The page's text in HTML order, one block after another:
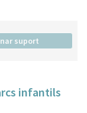
suport
infantils